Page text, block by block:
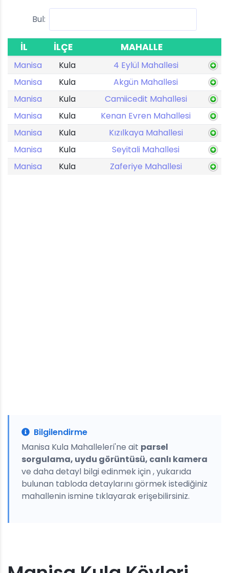
Bul:
İL İLÇE MAHALLE
Manisa Kula
4 Eylül Mahallesi
Manisa
Kula
Akgün Mahallesi
Manisa
Kula
Camiicedit Mahallesi
Manisa
Kula
Kenan Evren Mahallesi
Manisa
Kula
Kızılkaya Mahallesi
Manisa
Kula
Seyitali Mahallesi
Manisa
Kula Zaferiye Mahallesi
Bilgilendirme
Manisa Kula Mahalleleri'ne ait parsel
sorgulama, uydu görüntüsü, canlı kamera
ve daha detayl bilgi edinmek için , yukarıda
bulunan tabloda detaylarını görmek istediğiniz
mahallenin ismine tıklayarak erişebilirsiniz.